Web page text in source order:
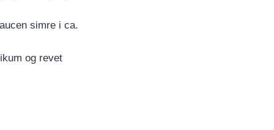
simre i ca.
og revet